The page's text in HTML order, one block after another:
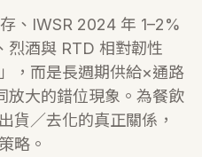
、IWSR 2024 年 1–2%
烈酒與 RTD 相對韌性
，而是長週期供給×通路
放大的錯位現象。為餐飲
貨／去化的真正關係，
略。